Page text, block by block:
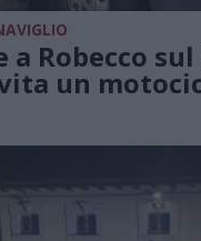
a Robecco
un